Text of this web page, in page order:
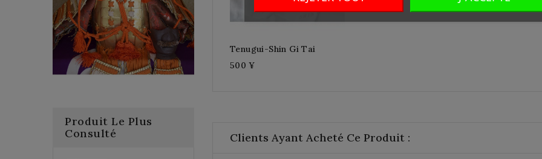
Une Armure japonais de
l’époque de debout
SHOWA en 8 (en 1933) de
la maison TERAI
Produit Le Plus
Consulté
Tenugui-Shin Gi Tai
500 ¥
Clients Ayant Acheté Ce Produit :